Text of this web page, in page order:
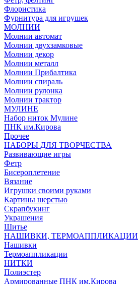
Флористика
Фурнитура для игрушек
МОЛНИИ
Молнии автомат
Молнии двухзамковые
Молнии декор
Молнии металл
Молнии Прибалтика
Молнии спираль
Молнии рулонка
Молнии трактор
МУЛИНЕ
Набор ниток Мулине
ПНК им.Кирова
Прочее
НАБОРЫ ДЛЯ ТВОРЧЕСТВА
Развивающие игры
Фетр
Бисероплетение
Вязание
Игрушки своими руками
Картины шерстью
Скрапбукинг
Украшения
Шитье
НАШИВКИ, ТЕРМОАППЛИКАЦИИ
Нашивки
Термоаппликации
НИТКИ
Полиэстер
Армированные ПНК им.Кирова